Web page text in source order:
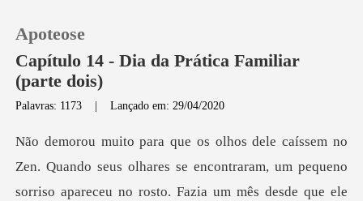
Loja
Apoteose
Capítulo 14 - Dia da Prática Familiar
(parte dois)
Palavras: 1173 |Lançado em: 29/04/2020
eceu no rosto. Fazia um mês desde que ele